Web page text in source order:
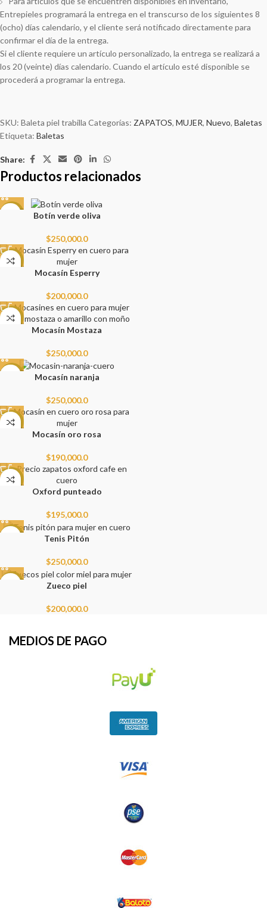
Entrepieles programará la entrega en el transcurso de los siguientes 8
(ocho) días calendario, y el cliente será notificado directamente para
confirmar el día de la entrega.
Si el cliente requiere un artículo personalizado, la entrega se realizará a
los 20 (veinte) días calendario. Cuando el artículo esté disponible se
procederá a programar la entrega.
SKU: Baleta piel trabilla Categorías: ZAPATOS, MUJER, Nuevo, Baletas
Etiqueta: Baletas
Share:
Productos relacionados
Botín verde oliva
$250,000.0
NEW
Mocasín Esperry
$200,000.0
NEW
Mocasín Mostaza
$250,000.0
Mocasín naranja
$250,000.0
NEW
Mocasín oro rosa
$190,000.0
NEW
Oxford punteado
$195,000.0
Tenis Pitón
$250,000.0
Zueco piel
$200,000.0
MEDIOS DE PAGO